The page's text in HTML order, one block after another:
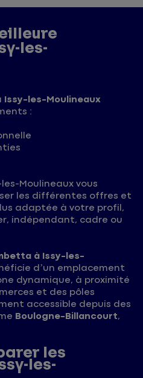
les-
Issy-les-Moulineaux
:
Moulineaux vous
les différentes offres et
adaptée à votre profil,
indépendant, cadre ou
à Issy-les-
d’un emplacement
dynamique, à proximité
et des pôles
accessible depuis des
Boulogne-Billancourt,
les
les-